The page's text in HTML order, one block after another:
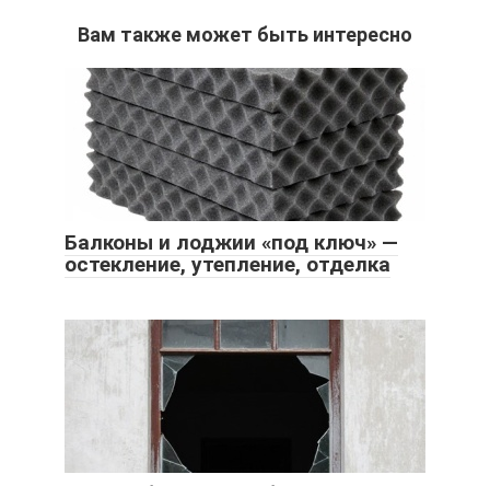
Вам также может быть интересно
Балконы и лоджии «под ключ» —
остекление, утепление, отделка